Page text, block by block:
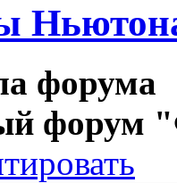
форума
форум